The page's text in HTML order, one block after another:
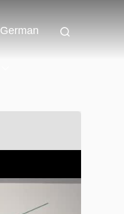
German